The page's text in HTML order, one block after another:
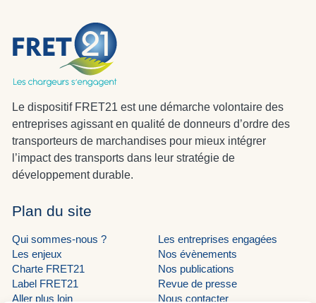
Le dispositif FRET21 est une démarche volontaire des
entreprises agissant en qualité de donneurs d’ordre des
transporteurs de marchandises pour mieux intégrer
l’impact des transports dans leur stratégie de
développement durable.
Plan du site
Qui sommes-nous ?
Les enjeux
Charte FRET21
Label FRET21
Aller plus loin
Les entreprises engagées
Nos évènements
Nos publications
Revue de presse
Nous contacter